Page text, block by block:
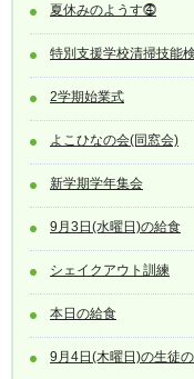
夏休みのようす⓸
特別支援学校清掃技能
2学期始業式
よこひなの会(同窓会)
新学期学年集会
9月3日(水曜日)の給食
シェイクアウト訓練
本日の給食
9月4日(木曜日)の生徒